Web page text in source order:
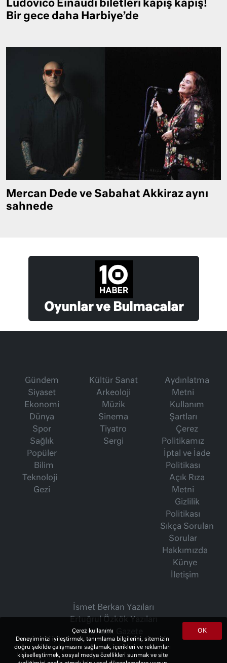
Ludovico Einaudi biletleri kapış kapış!
Bir gece daha Harbiye’de
Mercan Dede ve Sabahat Akkiraz aynı
sahnede
Oyunlar ve Bulmacalar
Gündem
Siyaset
Ekonomi
Dünya
Spor
Sağlık
Popüler
Bilim
Teknoloji
Gezi
Kültür Sanat
Arkeoloji
Müzik
Sinema
Tiyatro
Sergi
Aydınlatma
Metni
Kullanım
Şartları
Çerez
Politikamız
İptal ve İade
Politikası
Açık Rıza
Metni
Gizlilik
Politikası
Sıkça Sorulan
Sorular
Hakkımızda
Künye
İletişim
İsmet Berkan Yazıları
Haftalık Gazete
OK
Çerez kullanımı
Deneyiminizi iyileştirmek, tanımlama bilgilerini, sitemizin
doğru şekilde çalışmasını sağlamak, içerikleri ve reklamları
kişiselleştirmek, sosyal medya özellikleri sunmak ve site